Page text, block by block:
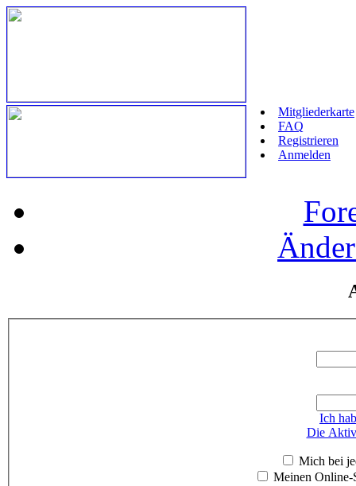
Mitgliederkarte
FAQ
Registrieren
Anmelden
Ich
Die
Mich bei
Meinen Online-